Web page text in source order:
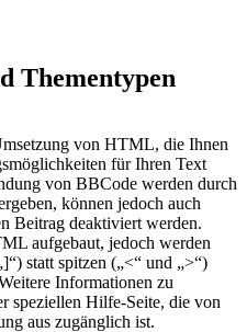
Thementypen
von HTML, die Ihnen
für Ihren Text
von BBCode werden durch
können jedoch auch
Beitrag deaktiviert werden.
aufgebaut, jedoch werden
statt spitzen („<“ und „>“)
Informationen zu
speziellen Hilfe-Seite, die von
aus zugänglich ist.